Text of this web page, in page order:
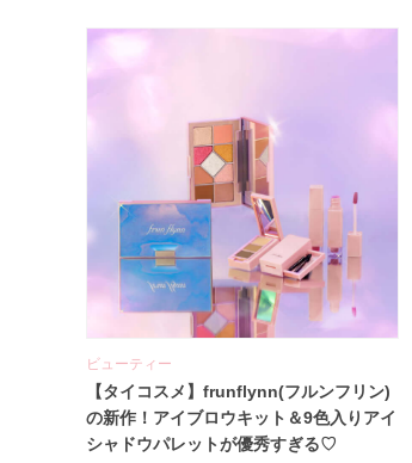
ビューティー
【タイコスメ】frunflynn(フルンフリン)
の新作！アイブロウキット＆9色入りアイ
シャドウパレットが優秀すぎる♡